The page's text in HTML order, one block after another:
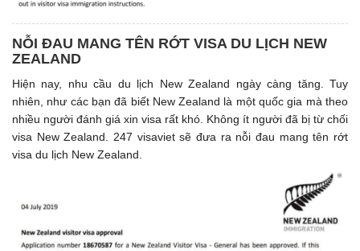
NỖI ĐAU MANG TÊN RỚT VISA DU LỊCH NEW
ZEALAND
Hiện nay, nhu cầu du lịch New Zealand ngày càng tăng. Tuy
nhiên, như các bạn đã biết New Zealand là một quốc gia mà theo
nhiều người đánh giá xin visa rất khó. Không ít người đã bị từ chối
visa New Zealand. 247 visaviet sẽ đưa ra nỗi đau mang tên rớt
visa du lịch New Zealand.